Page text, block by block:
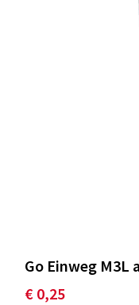
Go Einweg M3L
€ 0,25